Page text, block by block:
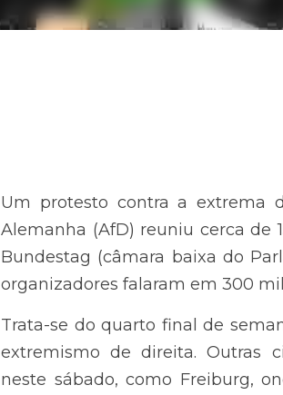
Um protesto contra a extrema
reuniu cerca de 150 mil em Berlim
Parlamento alemão), segundo
participantes.
Trata-se do quarto final de semana
de direita. Outras cidades
Freiburg, onde cerca de 30 mil